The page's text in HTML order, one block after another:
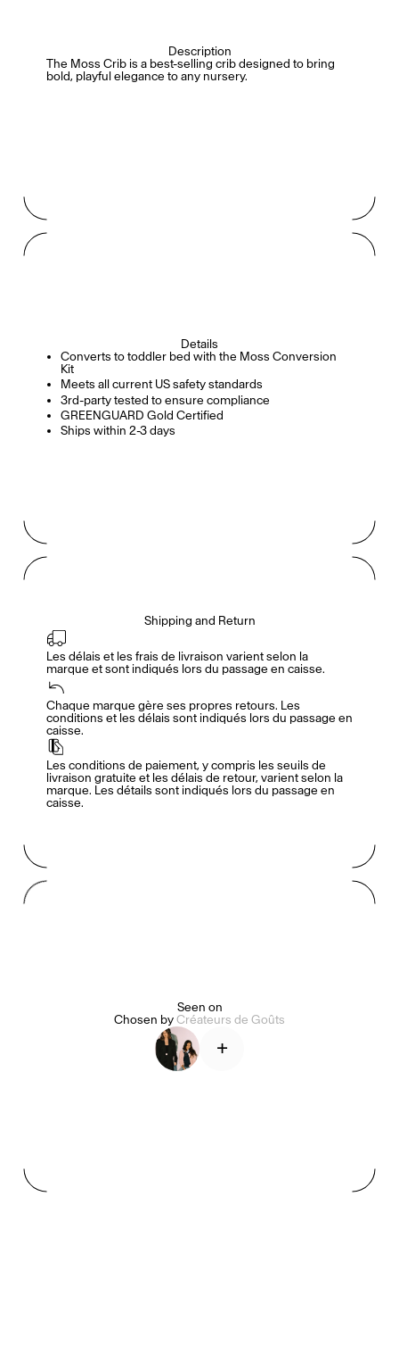
En/Fr
Accès complet pour les membres
Description
The Moss Crib is a best-selling crib designed to bring
bold, playful elegance to any nursery.
Details
Converts to toddler bed with the Moss Conversion
Kit
Meets all current US safety standards
3rd-party tested to ensure compliance
GREENGUARD Gold Certified
Ships within 2-3 days
Shipping and Return
Les délais et les frais de livraison varient selon la
marque et sont indiqués lors du passage en caisse.
Chaque marque gère ses propres retours. Les
conditions et les délais sont indiqués lors du passage en
caisse.
Les conditions de paiement, y compris les seuils de
livraison gratuite et les délais de retour, varient selon la
marque. Les détails sont indiqués lors du passage en
caisse.
Seen on
Chosen byCréateurs de Goûts
+